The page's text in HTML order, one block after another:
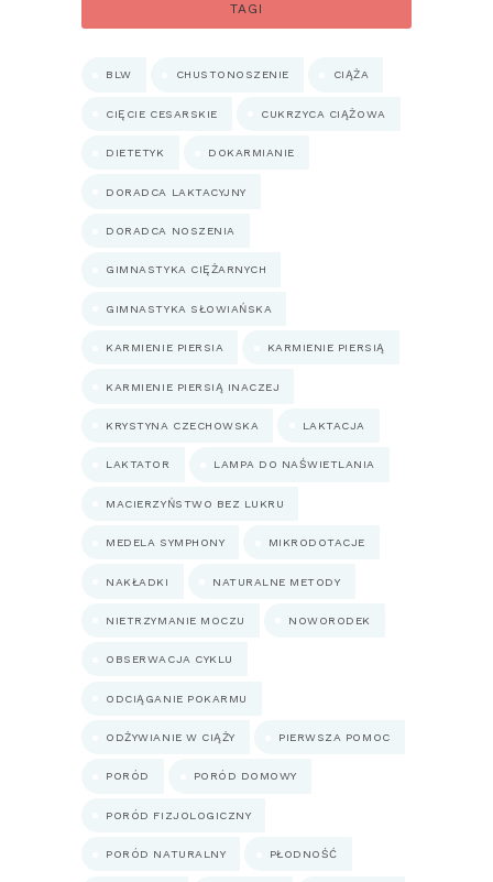
TAGI
BLW CHUSTONOSZENIE CIĄŻA
CIĘCIE CESARSKIE CUKRZYCA CIĄŻOWA
DIETETYK DOKARMIANIE
DORADCA LAKTACYJNY
DORADCA NOSZENIA
GIMNASTYKA CIĘŻARNYCH
GIMNASTYKA SŁOWIAŃSKA
KARMIENIE PIERSIA KARMIENIE PIERSIĄ
KARMIENIE PIERSIĄ INACZEJ
KRYSTYNA CZECHOWSKA LAKTACJA
LAKTATOR LAMPA DO NAŚWIETLANIA
MACIERZYŃSTWO BEZ LUKRU
MEDELA SYMPHONY MIKRODOTACJE
NAKŁADKI NATURALNE METODY
NIETRZYMANIE MOCZU NOWORODEK
OBSERWACJA CYKLU
ODCIĄGANIE POKARMU
ODŻYWIANIE W CIĄŻY PIERWSZA POMOC
PORÓD PORÓD DOMOWY
PORÓD FIZJOLOGICZNY
PORÓD NATURALNY PŁODNOŚĆ